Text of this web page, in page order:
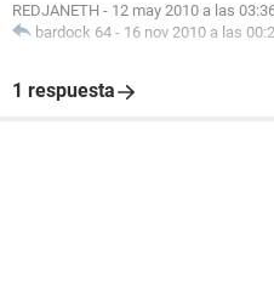
REDJANETH - 12 may 2010 a las
bardock 64 - 16 nov 2010 a las
1 respuesta